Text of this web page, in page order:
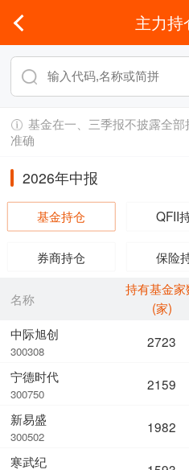
主力持
基金在一、三季报不披露全
准确
2026年中报
基金持仓 QFII
券商持仓 保险
名称
中际旭创
300308
宁德时代
300750
新易盛
300502
寒武纪
持有基金家
(家)
2723
2159
1982